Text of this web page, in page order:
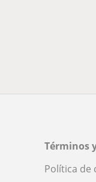
Términos
Política de